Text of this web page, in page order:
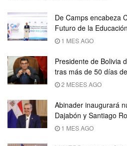
De Camps encabeza
Futuro de la
1 MES AGO
Presidente de Bolivia
tras más de 50 días
2 MESES AGO
Abinader inaugurará
Dajabón y Santiago
1 MES AGO